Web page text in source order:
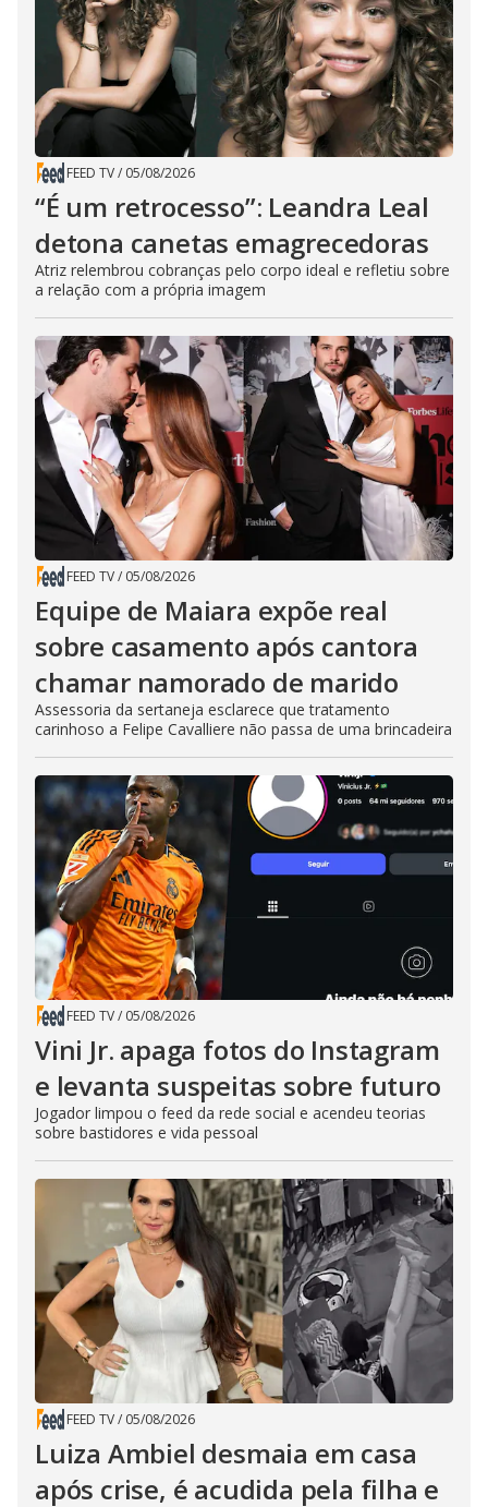
FEED TV/ 05/08/2026
“É um retrocesso”: Leandra Leal
detona canetas emagrecedoras
Atriz relembrou cobranças pelo corpo ideal e refletiu sobre
a relação com a própria imagem
FEED TV/ 05/08/2026
Equipe de Maiara expõe real
sobre casamento após cantora
chamar namorado de marido
Assessoria da sertaneja esclarece que tratamento
carinhoso a Felipe Cavalliere não passa de uma brincadeira
FEED TV/ 05/08/2026
Vini Jr. apaga fotos do Instagram
e levanta suspeitas sobre futuro
Jogador limpou o feed da rede social e acendeu teorias
sobre bastidores e vida pessoal
FEED TV/ 05/08/2026
Luiza Ambiel desmaia em casa
após crise, é acudida pela filha e